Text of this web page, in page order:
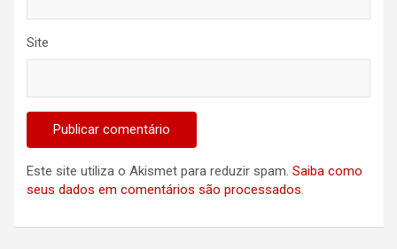
Site
Este site utiliza o Akismet para reduzir spam. Saiba como
seus dados em comentários são processados.